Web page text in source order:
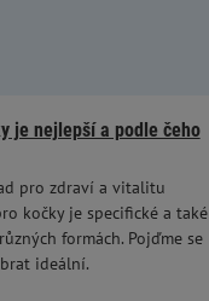
je nejlepší a podle čeho
pro zdraví a vitalitu
kočky je specifické a také
formách. Pojďme se
ideální.